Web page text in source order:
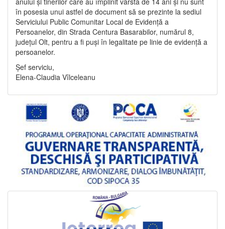
în posesia unui astfel de document să se prezinte la sediul
Serviciului Public Comunitar Local de Evidență a
Persoanelor, din Strada Centura Basarabilor, numărul 8,
județul Olt, pentru a fi puși în legalitate pe linie de evidență a
persoanelor.
Șef serviciu,
Elena-Claudia Vîlceleanu